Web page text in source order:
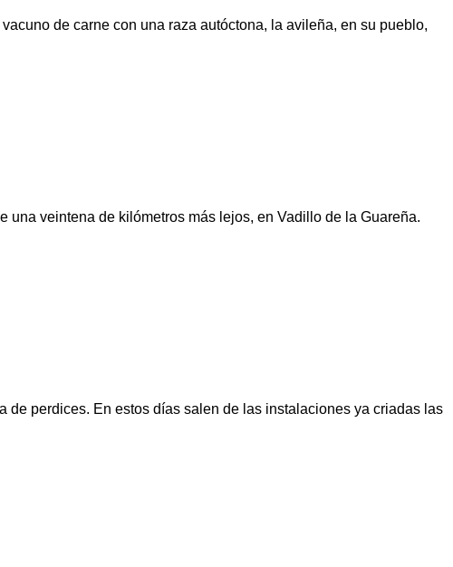
de carne con una raza autóctona, la avileña, en su pueblo,
veintena de kilómetros más lejos, en Vadillo de la Guareña.
de perdices. En estos días salen de las instalaciones ya criadas las